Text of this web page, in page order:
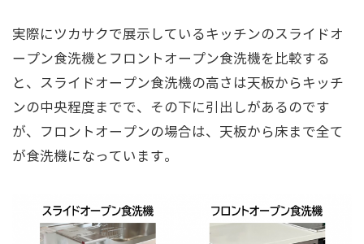
実際にツカサクで展示しているキッチンのスライドオ
ープン食洗機とフロントオープン食洗機を比較する
と、スライドオープン食洗機の高さは天板からキッチ
ンの中央程度までで、その下に引出しがあるのです
が、フロントオープンの場合は、天板から床まで全て
が食洗機になっています。